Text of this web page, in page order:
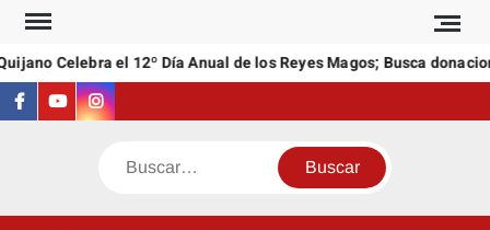
Saltar
contenidoCelebra el 12º Día Anual de los Reyes Magos; Busca
Facebook
YoutubeInstagram
Buscar